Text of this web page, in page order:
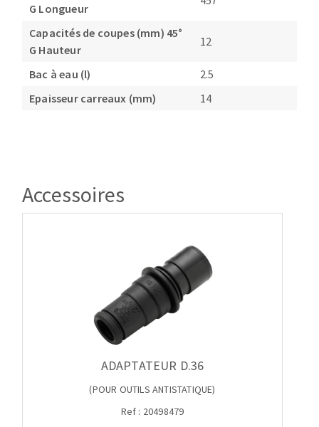
G Longueur
Capacités de coupes (mm) 45°
G Hauteur
12
Bac à eau (l)
2.5
Epaisseur carreaux (mm)
14
Accessoires
ADAPTATEUR D.36
(POUR OUTILS ANTISTATIQUE)
Ref : 20498479